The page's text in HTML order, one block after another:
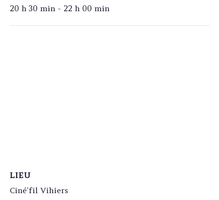
20 h 30 min - 22 h 00 min
LIEU
Ciné’fil Vihiers